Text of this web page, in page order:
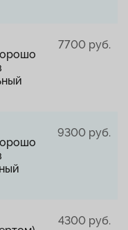
7700 руб.
9300 руб.
4300 руб.